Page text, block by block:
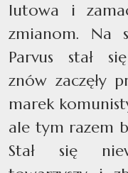
lutowa i
zmianom. Na
Parvus stał
znów zaczęły
marek
ale tym razem
Stał się